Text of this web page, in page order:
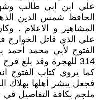
علي ابن ابي طالب
الحافظ شمس الدين
المشاهير و الاعلام .
علي الذي قاتل الخوارج
الفتوح لأبي محمد
314 للهجرة وقد بلغ
كما يروي كتاب الفتوح
فجعل يبشر أهلها بهلاك
ملجم بكافة التفاصيل